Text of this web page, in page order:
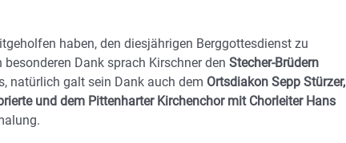
haben, den diesjährigen Berggottesdienst zu
Dank sprach Kirschner den Stecher-Brüdern
natürlich galt sein Dank auch dem Ortsdiakon Sepp Stürzer,
und dem Pittenharter Kirchenchor mit Chorleiter Hans